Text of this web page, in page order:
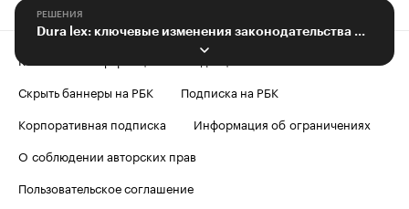
РЕШЕНИЯ
Dura lex: ключевые изменения законодательства — 2016
Контактная информация
Скрыть баннеры на РБК
Подписка на РБК
Корпоративная подписка
Информация об ограничениях
О соблюдении авторских прав
Пользовательское соглашение